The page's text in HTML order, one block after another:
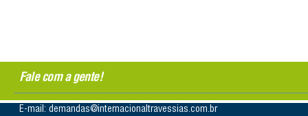
Fale com a gente!
E-mail: demandas@internacionaltravessias.com.br